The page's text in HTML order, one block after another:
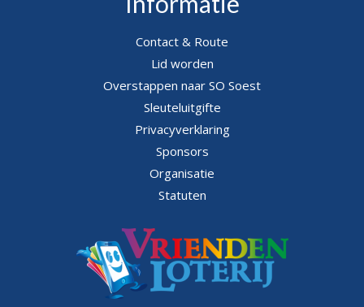
Contact & Route
Lid worden
Overstappen naar SO Soest
Sleuteluitgifte
Privacyverklaring
Sponsors
Organisatie
Statuten